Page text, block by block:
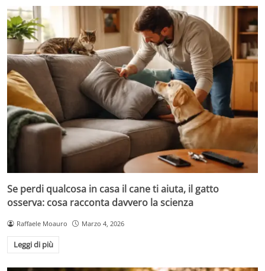
Se perdi qualcosa in casa il cane ti aiuta, il gatto
osserva: cosa racconta davvero la scienza
Raffaele Moauro Marzo 4, 2026
Leggi di più